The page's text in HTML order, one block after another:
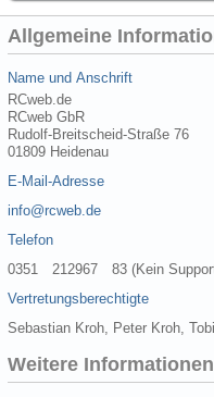
Allgemeine
Name und Anschrift
RCweb.de
RCweb GbR
Rudolf-Breitscheid-Straße 76
01809 Heidenau
E-Mail-Adresse
info@rcweb.de
Telefon
0351 212967 83 (Kein
Vertretungsberechtigte
Sebastian Kroh, Peter Kroh,
Weitere Informationen